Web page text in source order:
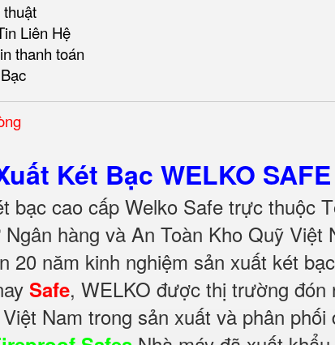
thuật
Liên Hệ
thanh toán
Két Bạc WELKO SAFE
bạc cao cấp Welko Safe trực thuộc
hàng và An Toàn Kho Quỹ Việt
20 năm kinh nghiệm sản xuất két
Safe, WELKO được thị trường đón
Nam trong sản xuất và phân phối